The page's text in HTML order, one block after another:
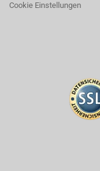
Cookie Einstellungen